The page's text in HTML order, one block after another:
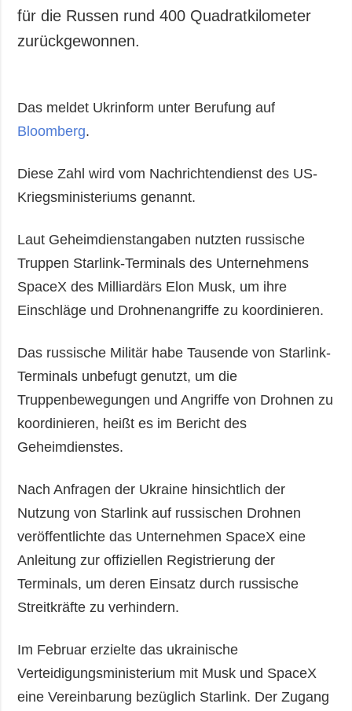
für die Russen rund 400 Quadratkilometer
zurückgewonnen.
Das meldet Ukrinform unter Berufung auf
Bloomberg.
Diese Zahl wird vom Nachrichtendienst des US-
Kriegsministeriums genannt.
Laut Geheimdienstangaben nutzten russische
Truppen Starlink-Terminals des Unternehmens
SpaceX des Milliardärs Elon Musk, um ihre
Einschläge und Drohnenangriffe zu koordinieren.
Das russische Militär habe Tausende von Starlink-
Terminals unbefugt genutzt, um die
Truppenbewegungen und Angriffe von Drohnen zu
koordinieren, heißt es im Bericht des
Geheimdienstes.
Nach Anfragen der Ukraine hinsichtlich der
Nutzung von Starlink auf russischen Drohnen
veröffentlichte das Unternehmen SpaceX eine
Anleitung zur offiziellen Registrierung der
Terminals, um deren Einsatz durch russische
Streitkräfte zu verhindern.
Im Februar erzielte das ukrainische
Verteidigungsministerium mit Musk und SpaceX
eine Vereinbarung bezüglich Starlink. Der Zugang